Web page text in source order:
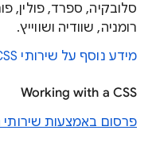
סלובקיה, ספרד, פולין,
רומניה, שוודיה ושווייץ.
מידע נוסף על שירותי CSS
Working with a CSS
פרסום באמצעות שירותי